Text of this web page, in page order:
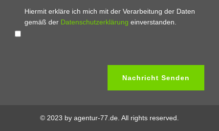
Hiermit erkläre ich mich mit der Verarbeitung der Daten
gemäß der Datenschutzerklärung einverstanden.
© 2023 by agentur-77.de. All rights reserved.